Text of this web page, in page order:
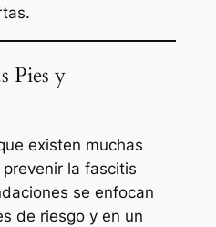
Pies y
existen muchas
la fascitis
se enfocan
de riesgo y en un